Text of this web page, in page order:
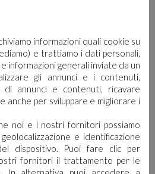
Bologna, in
con il Resto del
in memoria
Paolo Mascagni,
2011 e testimone
e convinto del ruolo
nello sviluppo del
Il Premio,
che crescono”,
e far conoscere
aziendali, di ogni
e di differenti […]
informazioni quali cookie su
e trattiamo i dati personali,
informazioni generali inviate da un
gli annunci e i contenuti,
di annunci e contenuti, ricavare
anche per sviluppare e migliorare i
noi e i nostri fornitori possiamo
e identificazione
dispositivo. Puoi fare clic per
fornitori il trattamento per le